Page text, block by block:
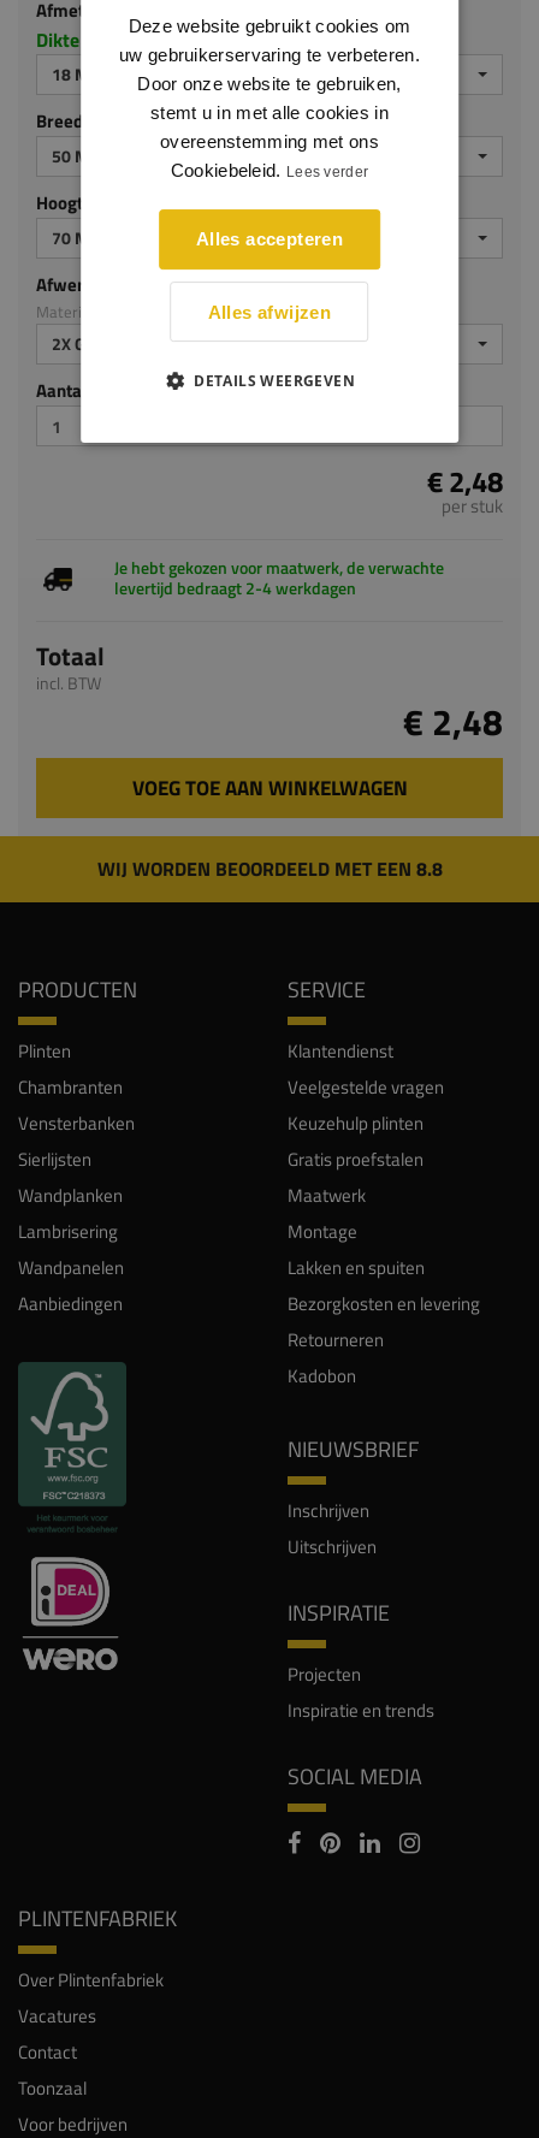
Breedte (mm)
50 MM
Hoogte (mm)
70 MM
Afwerking
Materiaal: MDF v313
2X GEGROND
Aantal stuks
per stuk
Je hebt gekozen voor maatwerk, de verwachte
Totaal
incl. BTW
WIJ WORDEN BEOORDEELD MET EEN 8.8
PRODUCTEN
Chambranten
Vensterbanken
Wandpanelen
Aanbiedingen
SERVICE
Veelgestelde vragen
Keuzehulp plinten
Maatwerk
Lakken en spuiten
Retourneren
Uitschrijven
INSPIRATIE
Inspiratie en trends
SOCIAL MEDIA
Vacatures
Contact
Deze website gebruikt cookies om
uw gebruikerservaring te verbeteren.
Door onze website te gebruiken,
stemt u in met alle cookies in
overeenstemming met ons
Cookiebeleid. Lees verder
Alles accepteren
Alles afwijzen
DETAILS WEERGEVEN